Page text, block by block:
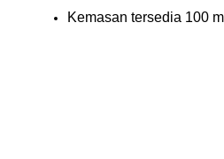
Kemasan tersedia 100